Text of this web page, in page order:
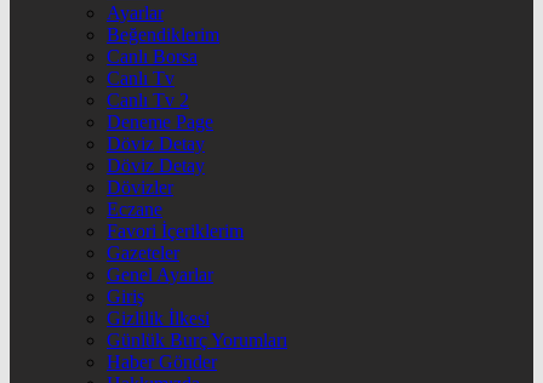
Ayarlar
Beğendiklerim
Canlı Borsa
Canlı Tv
Canlı Tv 2
Deneme Page
Döviz Detay
Döviz Detay
Dövizler
Eczane
Favori İçeriklerim
Gazeteler
Genel Ayarlar
Giriş
Gizlilik İlkesi
Günlük Burç Yorumları
Haber Gönder